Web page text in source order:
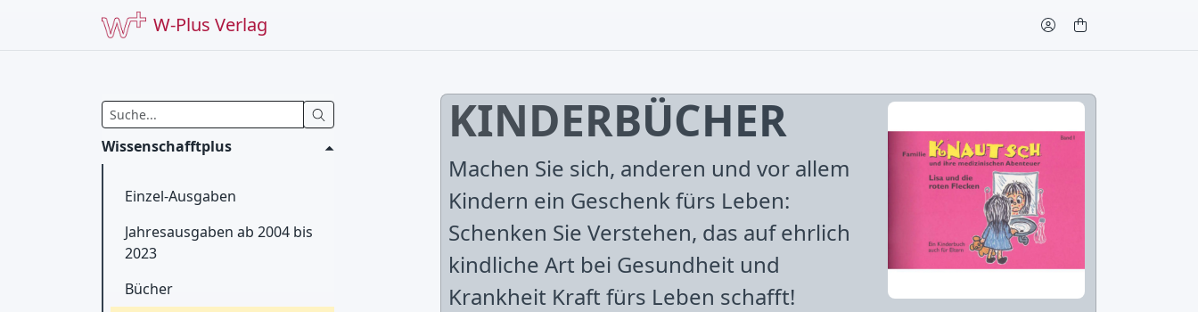
W-Plus Verlag
Wissenschafftplus
Einzel-Ausgaben
Jahresausgaben ab 2004 bis
2023
Bücher
KINDERBÜCHER
Machen Sie sich, anderen und vor allem
Kindern ein Geschenk fürs Leben:
Schenken Sie Verstehen, das auf ehrlich
kindliche Art bei Gesundheit und
Krankheit Kraft fürs Leben schafft!